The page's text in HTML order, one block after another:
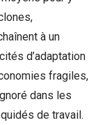
à un
d’adaptation
fragiles,
dans les
de travail.